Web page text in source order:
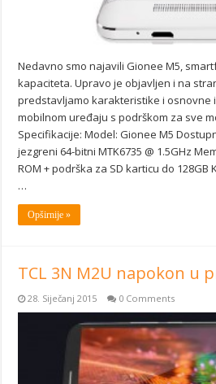
Nedavno smo najavili Gionee M5,
kapaciteta. Upravo je objavljen i na
predstavljamo karakteristike i osnovne
mobilnom uređaju s podrškom za sve
Specifikacije: Model: Gionee M5
jezgreni 64-bitni MTK6735 @ 1.5GHz
ROM + podrška za SD karticu do 128GB
…
Opširnije »
TCL 3N M2U napokon u
28. Siječanj 2015 0 Comments